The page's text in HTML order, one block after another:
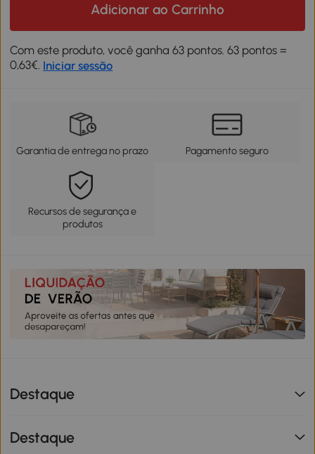
Adicionar ao Carrinho
Com este produto, você ganha 63 pontos. 63 pontos =
0,63€. Iniciar sessão
Garantia de entrega no prazo Pagamento seguro
Recursos de segurança e
produtos
Destaque
Destaque